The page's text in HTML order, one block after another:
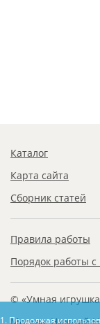
Каталог
Карта сайта
Сборник статей
Правила работы
Порядок работы
© «Умная
1. Продолжая